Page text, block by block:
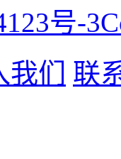
号-3
们 联